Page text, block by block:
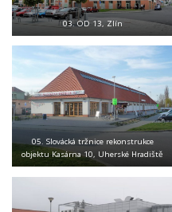
03. OD 13, Zlín
05. Slovácká tržnice rekonstrukce
objektu Kasárna 10, Uherské Hradiště